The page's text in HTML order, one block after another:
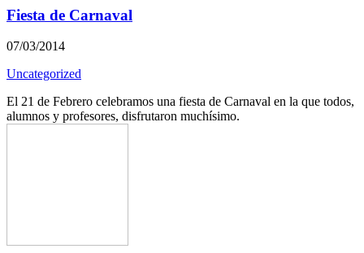
Fiesta de Carnaval
07/03/2014
Uncategorized
El 21 de Febrero celebramos una fiesta de Carnaval en la que todos,
alumnos y profesores, disfrutaron muchísimo.